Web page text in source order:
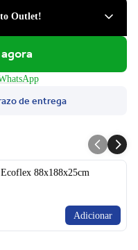
Outlet!
que podem apresentar
apenas ponta de
de entrega
88x188x25cm
Adicionar